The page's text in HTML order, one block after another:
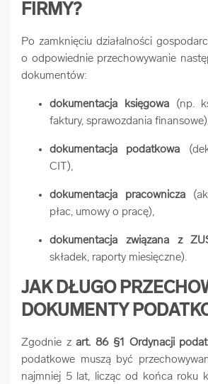
FIRMY?
Po zamknięciu działalności
o odpowiednie przechowywanie
dokumentów:
dokumentacja księgowa(np.
faktury, sprawozdania
dokumentacja podatkowa
CIT),
dokumentacja pracownicza
płac, umowy o pracę),
dokumentacja związana z
składek, raporty miesięczne).
JAK DŁUGO
DOKUMENTY
Zgodnie zart. 86 §1 Ordynacji
podatkowe muszą być
najmniej 5 lat, licząc od końca roku